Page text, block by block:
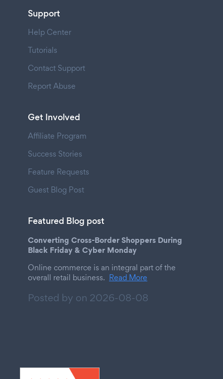
Support
Help Center
Tutorials
Contact Support
Report Abuse
Get Involved
Affiliate Program
Success Stories
Feature Requests
Guest Blog Post
Featured Blog post
Converting Cross-Border Shoppers During
Black Friday & Cyber Monday
Online commerce is an integral part of the
overall retail business. Read More
Posted by on 2026-08-08